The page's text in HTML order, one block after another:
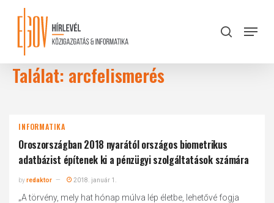
content
search
Menu
Találat: arcfelismerés
INFORMATIKA
Oroszországban 2018 nyarától országos biometrikus
adatbázist építenek ki a pénzügyi szolgáltatások számára
byredaktor 2018. január 1.
„A törvény, mely hat hónap múlva lép életbe, lehetővé fogja
Close